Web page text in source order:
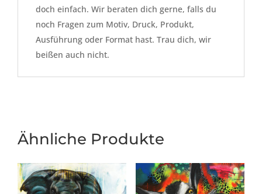
doch einfach. Wir beraten dich gerne, falls du
noch Fragen zum Motiv, Druck, Produkt,
Ausführung oder Format hast. Trau dich, wir
beißen auch nicht.
Ähnliche Produkte